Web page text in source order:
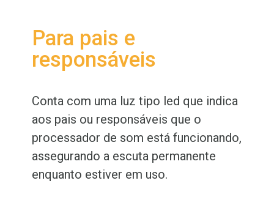
Para pais e
responsáveis
Conta com uma luz tipo led que indica
aos pais ou responsáveis que o
processador de som está funcionando,
assegurando a escuta permanente
enquanto estiver em uso.